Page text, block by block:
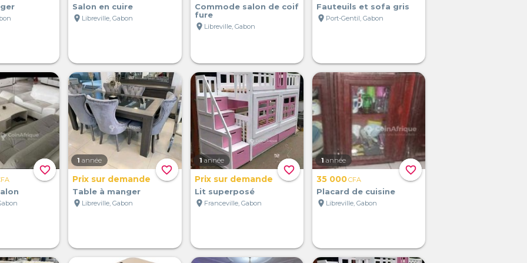
Salon en cuire
location_on Libreville, Gabon
Commode salon de coif
fure
location_on Libreville, Gabon
Fauteuils et sofa gris
location_on Port-Gentil, Gabon
favorite_border favorite_border
1 année
Prix sur demande
Table à manger
location_on Libreville, Gabon
favorite_border
1 année
Prix sur demande
Lit superposé
location_on Franceville, Gabon
favorite_border
1 année
35 000CFA
Placard de cuisine
location_on Libreville, Gabon